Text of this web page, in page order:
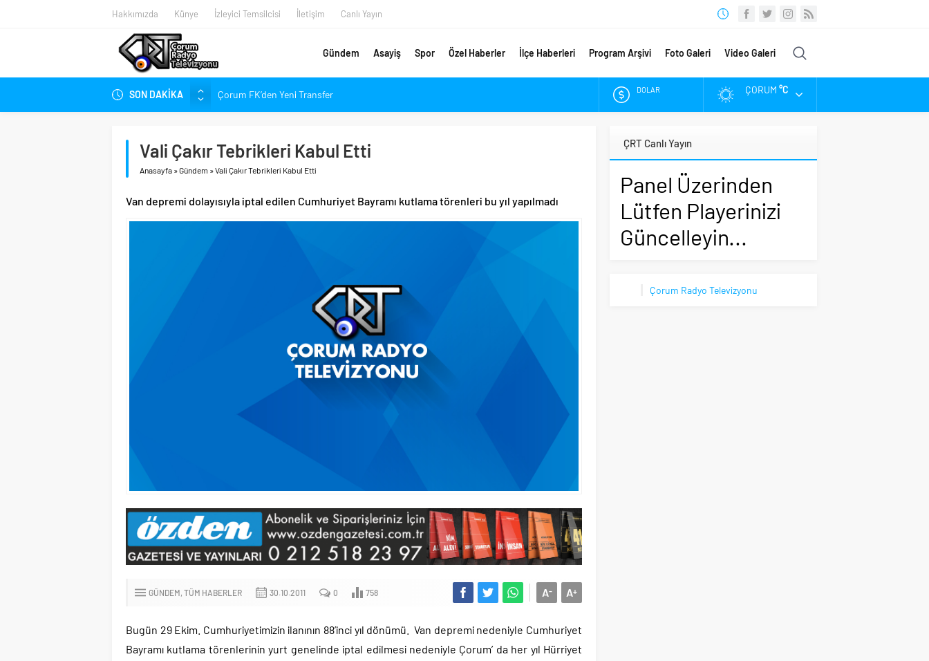
Hakkımızda Künye İzleyici Temsilcisi İletişim Canlı Yayın
Gündem Asayiş Spor Özel Haberler İlçe Haberleri Program Arşivi Foto Galeri Video Galeri
SON DAKİKA
Çorum FK’den Yeni Transfer
Çorum’da Ailelere Ücretsiz Danışmanlık Desteği
Arca Çorum FK’nin Kasımpaşa ve Beşiktaş Maçı Tarihleri Belli Oldu
Arca Çorum FK’nin Hazırlık Maçı Karnesi
Kupa Takvimi Belli Oldu: Arca Çorum FK Kupaya Ne Zaman Dahil Olacak?
Dünya Şampiyonu Çorum’da Coşkuyla Karşılandı
DOLAR
ALTIN
BIST
ÇORUM °C
Vali Çakır Tebrikleri Kabul Etti
Anasayfa »Gündem »Vali Çakır Tebrikleri Kabul Etti
Van depremi dolayısıyla iptal edilen Cumhuriyet Bayramı kutlama törenleri bu yıl yapılmadı
GÜNDEM TÜM HABERLER 30.10.2011 0 758 A+
A-
Bugün 29 Ekim. Cumhuriyetimizin ilanının 88’inci yıl dönümü. Van depremi nedeniyle Cumhuriyet
Bayramı kutlama törenlerinin yurt genelinde iptal edilmesi nedeniyle Çorum’ da her yıl Hürriyet
ÇRT Canlı Yayın
Panel Üzerinden
Lütfen Playerinizi
Güncelleyin...
Çorum Radyo Televizyonu